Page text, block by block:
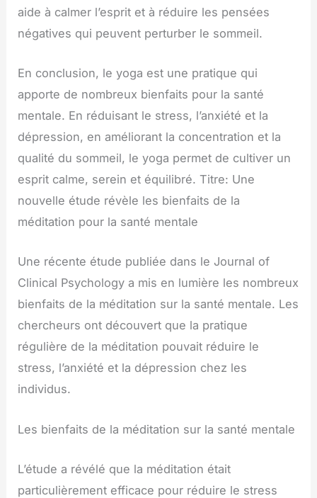
aide à calmer l’esprit et à réduire les pensées
négatives qui peuvent perturber le sommeil.
En conclusion, le yoga est une pratique qui
apporte de nombreux bienfaits pour la santé
mentale. En réduisant le stress, l’anxiété et la
dépression, en améliorant la concentration et la
qualité du sommeil, le yoga permet de cultiver un
esprit calme, serein et équilibré. Titre: Une
nouvelle étude révèle les bienfaits de la
méditation pour la santé mentale
Une récente étude publiée dans le Journal of
Clinical Psychology a mis en lumière les nombreux
bienfaits de la méditation sur la santé mentale. Les
chercheurs ont découvert que la pratique
régulière de la méditation pouvait réduire le
stress, l’anxiété et la dépression chez les
individus.
Les bienfaits de la méditation sur la santé mentale
L’étude a révélé que la méditation était
particulièrement efficace pour réduire le stress